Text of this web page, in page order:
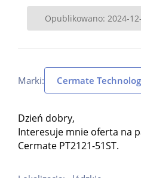
Opublikowano: 2024-
Marki: Cermate
Dzień dobry,
Interesuje mnie oferta na
Cermate PT2121-51ST.